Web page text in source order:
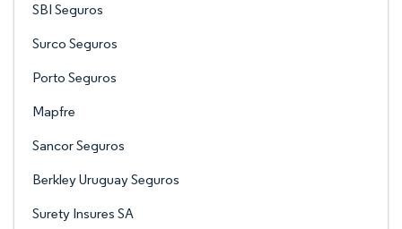
SBI Seguros
Surco Seguros
Porto Seguros
Mapfre
Sancor Seguros
Berkley Uruguay Seguros
Surety Insures SA